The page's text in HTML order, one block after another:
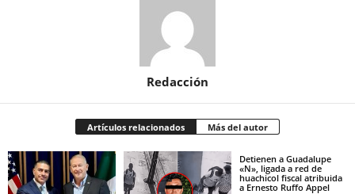
Redacción
Artículos relacionados Más del autor
Detienen a Guadalupe
«N», ligada a red de
huachicol fiscal atribuida
a Ernesto Ruffo Appel